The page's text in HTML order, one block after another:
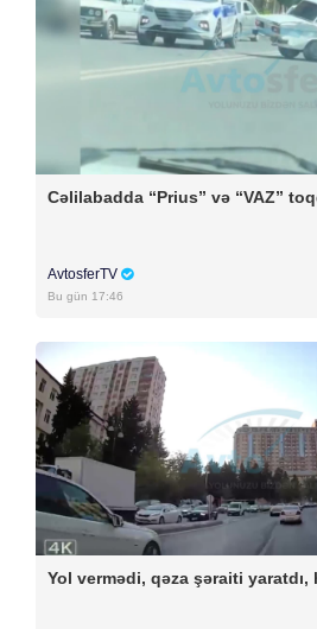
Cəlilabadda “Prius” və “VAZ”
AvtosferTV
Bu gün 17:46
Yol vermədi, qəza şəraiti